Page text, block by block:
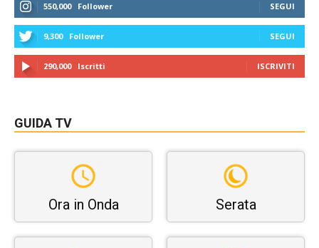
550,000 Follower SEGUI
9,300 Follower SEGUI
290,000 Iscritti ISCRIVITI
GUIDA TV
Ora in Onda Serata